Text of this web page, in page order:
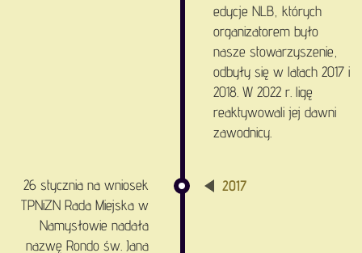
edycje NLB, których
organizatorem było
nasze stowarzyszenie,
odbyły się w latach 2017 i
2018. W 2022 r. ligę
reaktywowali jej dawni
zawodnicy.
2017
26 stycznia na wniosek
TPNiZN Rada Miejska w
Namysłowie nadała
nazwę Rondo św. Jana